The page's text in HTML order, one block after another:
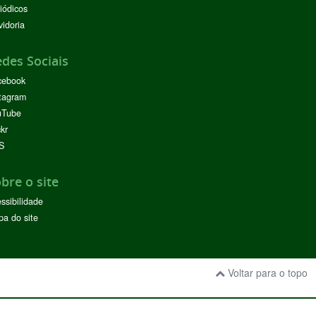
Sociais
o site
do site
Voltar para o topo